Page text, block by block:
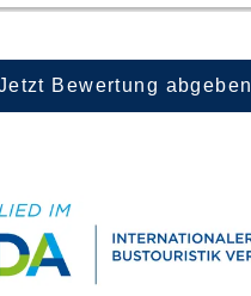
Bewertung abgeben